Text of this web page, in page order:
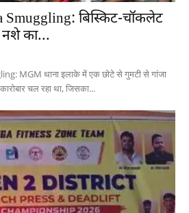
Smuggling: बिस्किट-चॉकलेट
नशे का...
MGM थाना इलाके में एक छोटे से गुमटी से गांजा
चल रहा था, जिसका...